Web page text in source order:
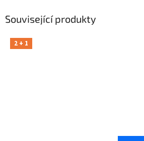
Související produkty
2 + 1